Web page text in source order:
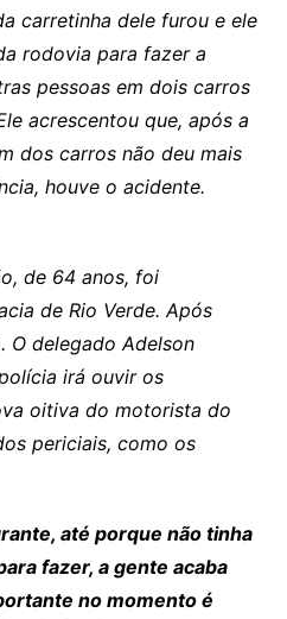
carretinha dele furou e ele
rodovia para fazer a
pessoas em dois carros
acrescentou que, após a
dos carros não deu mais
houve o acidente.
de 64 anos, foi
de Rio Verde. Após
O delegado Adelson
irá ouvir os
oitiva do motorista do
periciais, como os
até porque não tinha
fazer, a gente acaba
no momento é